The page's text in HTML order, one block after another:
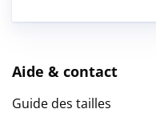
Aide & contact
Guide des tailles